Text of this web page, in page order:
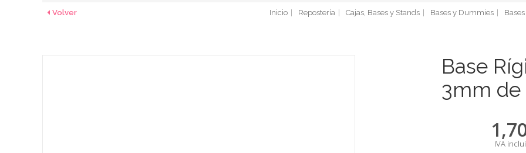
Volver Inicio Repostería Cajas, Bases y Stands Bases y Dummies
Base
3mm de
IVA